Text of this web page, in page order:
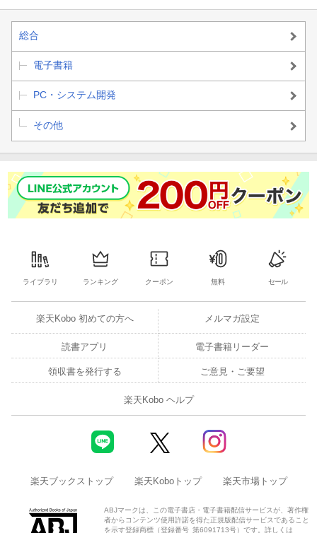
13 パートナとサプライヤ
14 バリューストリームとプロセス
15 外部要因（PESTLE）とは
コラム パートナとサプライヤの契約を見直そう
■4章 ITIL 4の主要概念２ SVS
16 サービスバリュー・システム（SVS）とは
17 従うべき原則とは
19 現状からはじめる（7つの従うべき原則２）
20 フィードバックをもとに反復して進化する（7つの従うべ
き原則３）
21 協働し、可視性を高める（7つの従うべき原則４）
22 包括的に考え、取り組む（7つの従うべき原則５）
24 最適化し、自動化する（7つの従うべき原則７）
総合
電子書籍
PC・システム開発
その他
ライブラリ ランキング クーポン 無料 セール
楽天Kobo 初めての方へ メルマガ設定
読書アプリ 電子書籍リーダー
領収書を発行する ご意見・ご要望
楽天Kobo ヘルプ
楽天ブックストップ 楽天Koboトップ 楽天市場トップ
ABJマークは、この電子書店・電子書籍配信サービスが、著作権
者からコンテンツ使用許諾を得た正規版配信サービスであること
を示す登録商標（登録番号 第6091713号）です。詳しくは